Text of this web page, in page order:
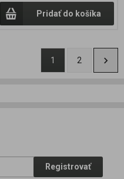
Pridať do košíka
1 2
Registrovať